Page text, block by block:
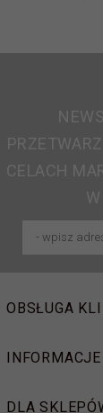
CELACH
OBSŁUGA
INFORMACJE
DLA